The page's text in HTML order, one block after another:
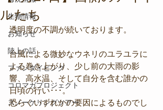
生物情報
お知らせ
陸上の話
ファンダイビング
コロマガプロジェクト
スノーケリングツアー
ルたち
透明度の不調が続いております。
台風による微妙なウネリのユラユラに
よる巻き上がり、少し前の大雨の影
響、高水温、そして自分を含む誰かの
日頃の行い･･･。
恐らくいずれかの要因によるものでし